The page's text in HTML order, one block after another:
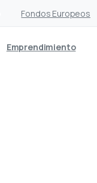
Fondos Europeos
Emprendimiento